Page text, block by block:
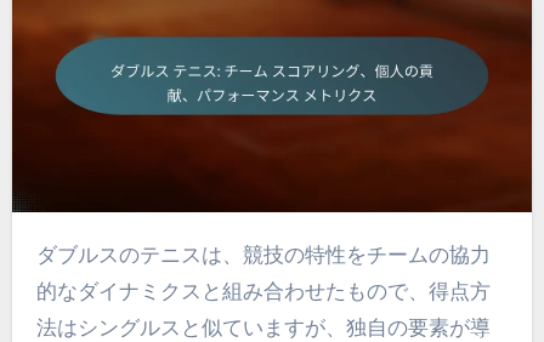
ダブルスのテニスは、競技の特性をチームの協力
的なダイナミクスと組み合わせたもので、得点方
法はシングルスと似ていますが、独自の要素が導